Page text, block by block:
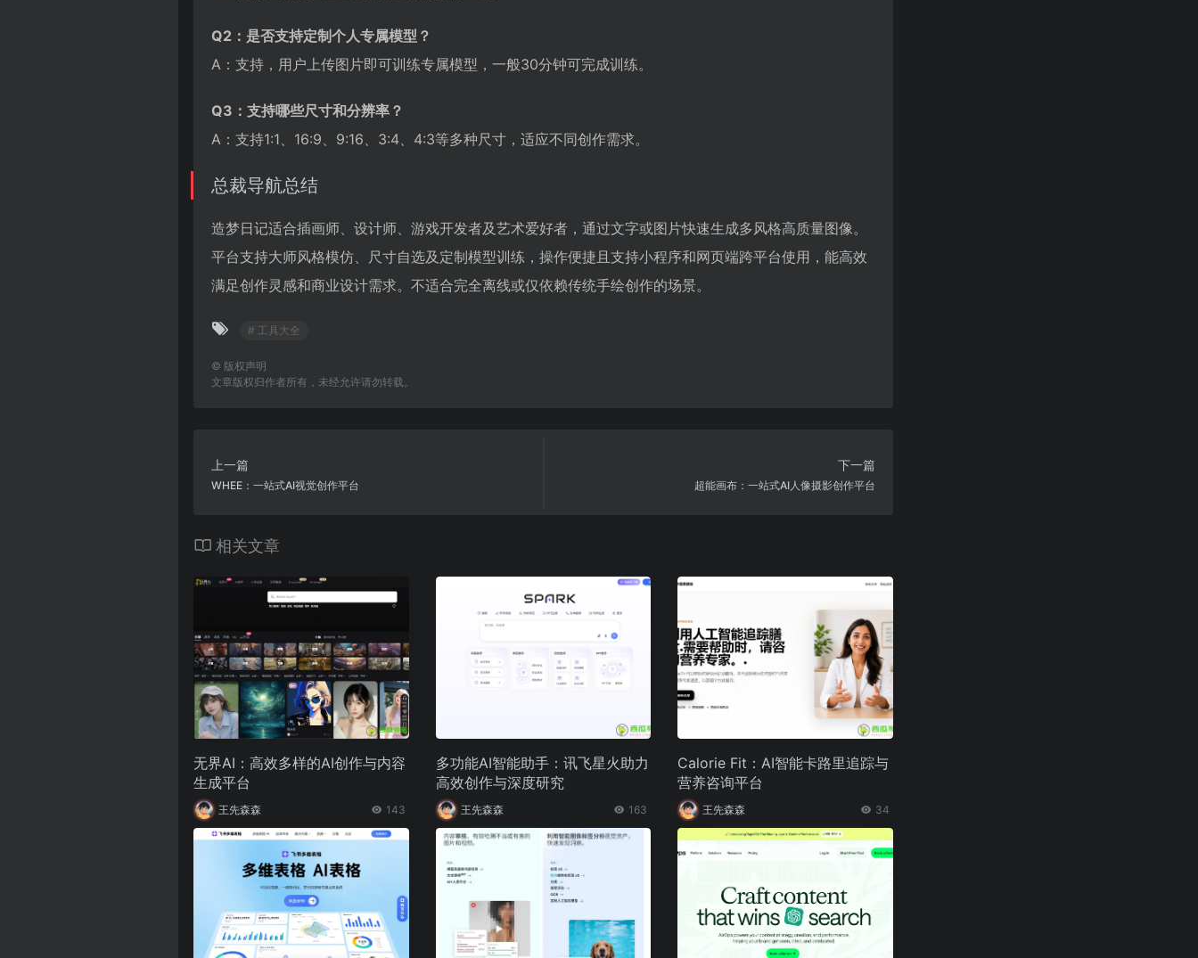
Q2：是否支持定制个人专属模型？
A：支持，用户上传图片即可训练专属模型，一般30分钟可完成训练。
Q3：支持哪些尺寸和分辨率？
A：支持1:1、16:9、9:16、3:4、4:3等多种尺寸，适应不同创作需求。
总裁导航总结
造梦日记适合插画师、设计师、游戏开发者及艺术爱好者，通过文字或图片快速生成多风格高质量图像。
平台支持大师风格模仿、尺寸自选及定制模型训练，操作便捷且支持小程序和网页端跨平台使用，能高效
满足创作灵感和商业设计需求。不适合完全离线或仅依赖传统手绘创作的场景。
# 工具大全
© 版权声明
文章版权归作者所有，未经允许请勿转载。
上一篇
WHEE：一站式AI视觉创作平台
下一篇
超能画布：一站式AI人像摄影创作平台
相关文章
无界AI：高效多样的AI创作与内容
生成平台
王先森森 143
多功能AI智能助手：讯飞星火助力
高效创作与深度研究
王先森森 163
Calorie Fit：AI智能卡路里追踪与
营养咨询平台
王先森森 34